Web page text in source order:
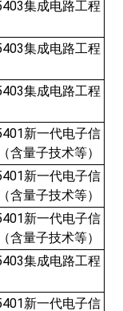
集成电路工程
集成电路工程
集成电路工程
新一代电子信
含量子技术等）
新一代电子信
含量子技术等）
新一代电子信
含量子技术等）
集成电路工程
新一代电子信